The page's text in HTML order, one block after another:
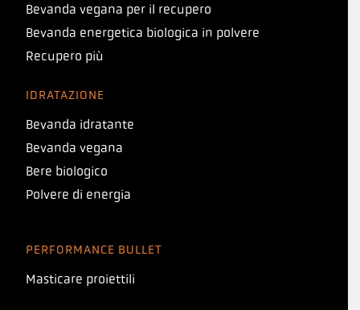
Bevanda vegana per il recupero
Bevanda energetica biologica in polvere
Recupero più
IDRATAZIONE
Bevanda idratante
Bevanda vegana
Bere biologico
Polvere di energia
PERFORMANCE BULLET
Masticare proiettili